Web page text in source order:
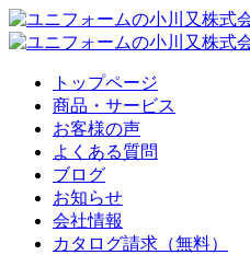
トップページ
商品・サービス
お客様の声
よくある質問
ブログ
お知らせ
会社情報
カタログ請求（無料）